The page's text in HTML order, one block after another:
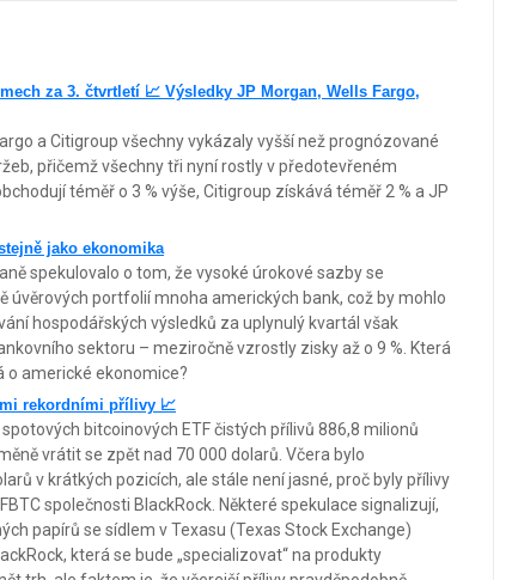
za 3. čtvrtletí 📈 Výsledky JP Morgan, Wells Fargo,
a Citigroup všechny vykázaly vyšší než prognózované
přičemž všechny tři nyní rostly v předotevřeném
téměř o 3 % výše, Citigroup získává téměř 2 % a JP
jako ekonomika
spekulovalo o tom, že vysoké úrokové sazby se
úvěrových portfolií mnoha amerických bank, což by mohlo
hospodářských výsledků za uplynulý kvartál však
sektoru – meziročně vzrostly zisky až o 9 %. Která
o americké ekonomice?
rekordními přílivy 📈
bitcoinových ETF čistých přílivů 886,8 milionů
vrátit se zpět nad 70 000 dolarů. Včera bylo
v krátkých pozicích, ale stále není jasné, proč byly přílivy
společnosti BlackRock. Některé spekulace signalizují,
papírů se sídlem v Texasu (Texas Stock Exchange)
která se bude „specializovat“ na produkty